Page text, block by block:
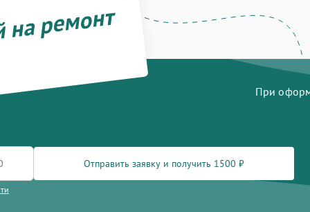
ремонт
При
Отправить заявку и получить 1500 ₽